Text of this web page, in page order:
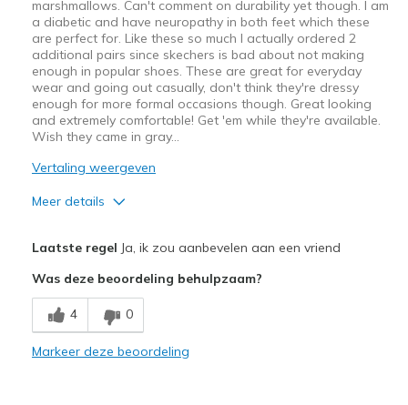
marshmallows. Can't comment on durability yet though. I am
a diabetic and have neuropathy in both feet which these
are perfect for. Like these so much I actually ordered 2
additional pairs since skechers is bad about not making
enough in popular shoes. These are great for everyday
wear and going out casually, don't think they're dressy
enough for more formal occasions though. Great looking
and extremely comfortable! Get 'em while they're available.
Wish they came in gray...
Vertaling weergeven
Meer details
Breathe Well
Comfortable
Laatste regel Ja, ik zou aanbevelen aan een vriend
Was deze beoordeling behulpzaam?
4 0
Markeer deze beoordeling